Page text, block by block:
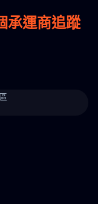
承運商追蹤